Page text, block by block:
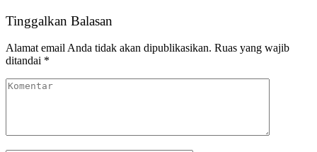
Tinggalkan Balasan
Alamat email Anda tidak akan dipublikasikan. Ruas yang wajib
ditandai *